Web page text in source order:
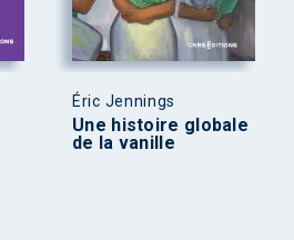
Éric Jennings
Une histoire globale
de la vanille